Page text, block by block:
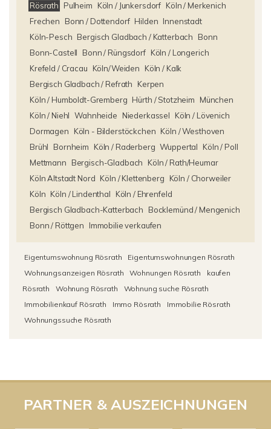
Rösrath Pulheim Köln / Junkersdorf Köln / Merkenich
Frechen
Bonn / Dottendorf Hilden Innenstadt
Köln-Pesch Bergisch Gladbach / Katterbach
Bonn
Bonn-Castell
Bonn / Rüngsdorf Köln / Longerich
Krefeld / Cracau
Köln/Weiden
Köln / Kalk
Bergisch Gladbach / Refrath
Kerpen
Köln / Humboldt-Gremberg Hürth / Stotzheim
München
Köln / Niehl Wahnheide Niederkassel
Köln / Lövenich
Dormagen
Köln - Bilderstöckchen Köln / Westhoven
Brühl
Bornheim Köln / Raderberg Wuppertal
Köln / Poll
Mettmann
Bergisch-Gladbach
Köln / Rath/Heumar
Köln Altstadt Nord Köln / Klettenberg
Köln / Chorweiler
Köln Köln / Lindenthal
Köln / Ehrenfeld
Bergisch Gladbach-Katterbach
Bocklemünd / Mengenich
Bonn / Röttgen
Immobilie verkaufen
Eigentumswohnung Rösrath
Eigentumswohnungen Rösrath
Wohnungsanzeigen Rösrath
Wohnungen Rösrath
kaufen
Rösrath
Wohnung Rösrath
Wohnung suche Rösrath
Immobilienkauf Rösrath
Immo Rösrath
Immobilie Rösrath
Wohnungssuche Rösrath
PARTNER & AUSZEICHNUNGEN